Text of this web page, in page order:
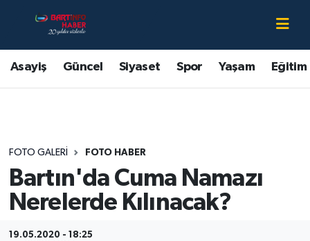
Asayiş Güncel Siyaset Spor Yaşam Eğitim
FOTO GALERI FOTO HABER
Bartın'da Cuma Namazı
Nerelerde Kılınacak?
19.05.2020 - 18:25
Asayiş
Bartın Hakkında
Eğitim
Ekonomi
Güncel
Bartın Nöbetçi Eczaneler
Bartın Hava Durumu
Bartın Trafik Yoğunluk Haritası
Süper Lig Puan Durumu ve Fikstür
Tüm Manşetler